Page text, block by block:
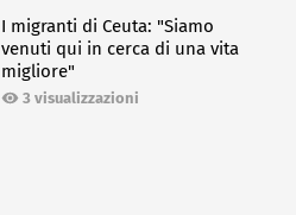
I migranti di Ceuta: "Siamo
venuti qui in cerca di una vita
migliore"
3 visualizzazioni